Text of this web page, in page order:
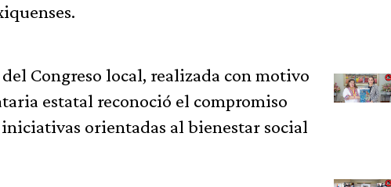
Congreso local, realizada con motivo
estatal reconoció el compromiso
orientadas al bienestar social